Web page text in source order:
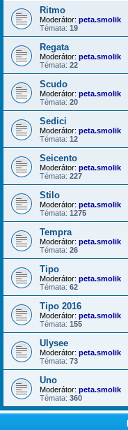
Ritmo
Moderátor: peta.smolik
Témata: 19
Regata
Moderátor: peta.smolik
Témata: 22
Scudo
Moderátor: peta.smolik
Témata: 20
Sedici
Moderátor: peta.smolik
Témata: 12
Seicento
Moderátor: peta.smolik
Témata: 227
Stilo
Moderátor: peta.smolik
Témata: 1275
Tempra
Moderátor: peta.smolik
Témata: 26
Tipo
Moderátor: peta.smolik
Témata: 62
Tipo 2016
Moderátor: peta.smolik
Témata: 155
Ulysee
Moderátor: peta.smolik
Témata: 73
Uno
Moderátor: peta.smolik
Témata: 360